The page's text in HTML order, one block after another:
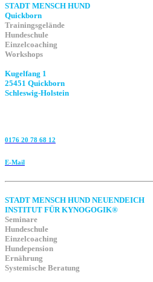
STADT MENSCH HUND
Quickborn
Trainingsgelände
Hundeschule
Einzelcoaching
Workshops
Kugelfang 1
25451 Quickborn
Schleswig-Holstein
0176 20 78 68 12
E-Mail
STADT MENSCH HUND NEUENDEICH
INSTITUT FÜR KYNOGOGIK®
Seminare
Hundeschule
Einzelcoaching
Hundepension
Ernährung
Systemische Beratung